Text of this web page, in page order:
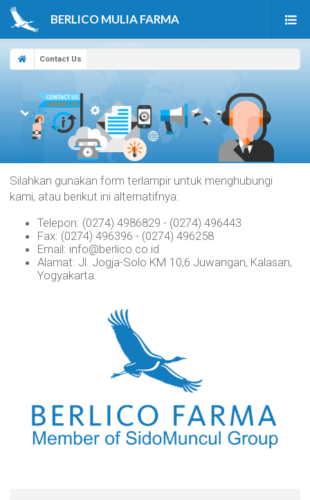
BERLICO MULIA FARMA
Beranda
Tentang Kami
Berita & Artikel
Contact Us
Silahkan gunakan form terlampir untuk menghubungi
kami, atau berikut ini alternatifnya:
Telepon: (0274) 4986829 - (0274) 496443
Fax: (0274) 496396 - (0274) 496258
Email: info@berlico.co.id
Alamat: Jl. Jogja-Solo KM 10,6 Juwangan, Kalasan,
Yogyakarta.